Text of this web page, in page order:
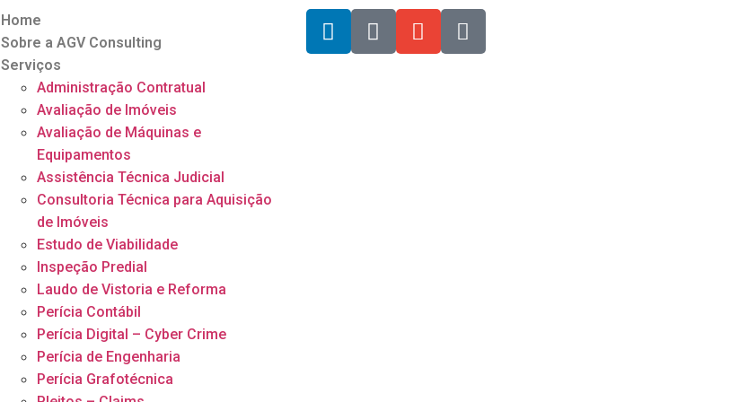
Home
Sobre a AGV Consulting
Serviços
Administração Contratual​
Avaliação de Imóveis
Avaliação de Máquinas e
Equipamentos
Assistência Técnica Judicial
Consultoria Técnica para Aquisição
de Imóveis
Estudo de Viabilidade
Inspeção Predial
Laudo de Vistoria e Reforma
Perícia Contábil
Perícia Digital – Cyber Crime
Perícia de Engenharia
Perícia Grafotécnica​